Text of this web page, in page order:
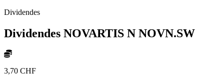
Dividendes
Dividendes NOVARTIS N NOVN.SW
3,70 CHF